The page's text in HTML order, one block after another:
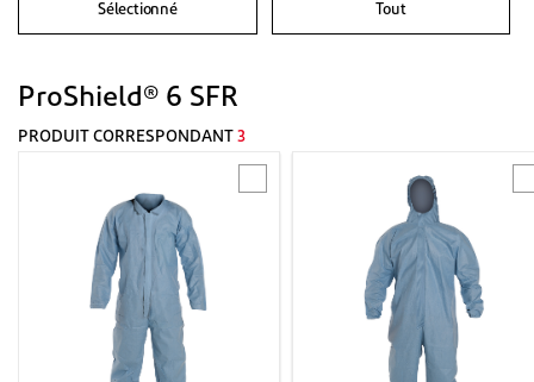
Sélectionné Tout
ProShield® 6 SFR
PRODUIT CORRESPONDANT 3